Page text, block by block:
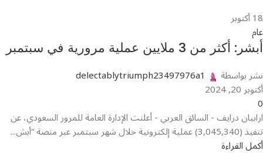
18أكتوبر
عام
أبشر: أكثر من 3 ملايين عملية مرورية في سبتمبر
نشر بواسطة delectablytriumph23497976a1
أكتوبر 20, 2024
0
ارابيان درايف - السائق العربي - أعلنت الإدارة العامة للمرور السعودي، عن
تنفيذ (3,045,340) عملية إلكترونية خلال شهر سبتمبر عبر منصة “أبش...
أكمل القراءة